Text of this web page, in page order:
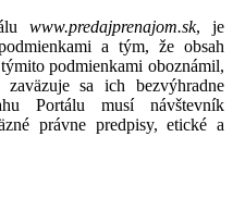
www.predajprenajom.sk, je
a tým, že obsah
podmienkami oboznámil,
sa ich bezvýhradne
Portálu musí návštevník
právne predpisy, etické a